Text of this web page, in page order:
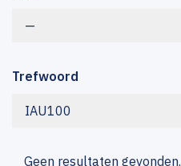
—
Trefwoord
IAU100
Geen resultaten gevonden.